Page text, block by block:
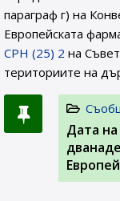
параграф г) на
Европейската
CPH (25) 2 на
териториите на
Дата